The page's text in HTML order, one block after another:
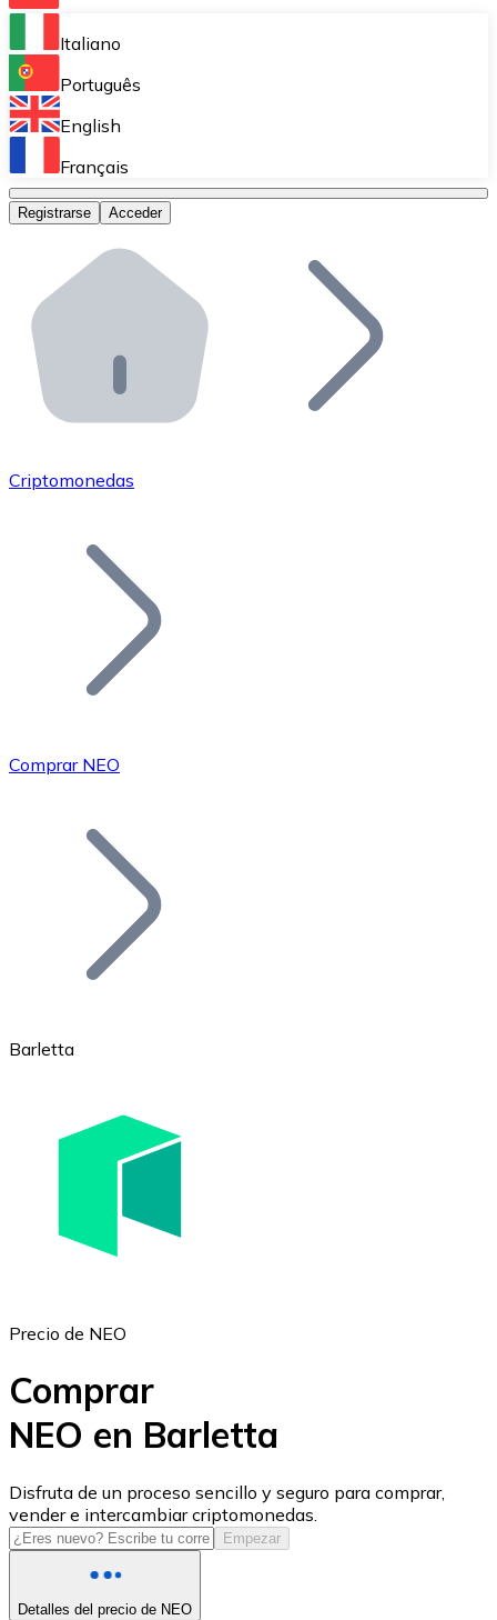
Bitnovo Ramp
Integra nuestra solución en tu plataforma.
Bitnovo Giftcards
Bitnovo OTC
Bitnovo ATM
Integra un ATM Bitnovo en tu negocio y permite que
Bitnovo API
Integra nuestra API en tu ecosistema.
Únete a nuestra red de distribuidores.
Añade tu proyecto a nuestro ecosistema.
Bitcoin
Ethereum
USD Coin
USDC
Italiano
Português
English
Français
Registrarse Acceder
Criptomonedas
Comprar NEO
Barletta
Precio de NEO
Comprar
NEO en Barletta
Disfruta de un proceso sencillo y seguro para comprar,
vender e intercambiar criptomonedas.
Empezar
Detalles del precio de NEO